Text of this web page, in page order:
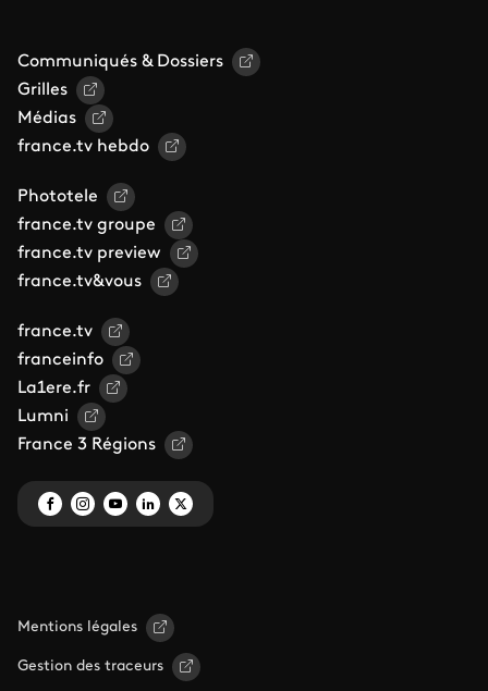
Communiqués & Dossiers
Grilles
Médias
france.tv hebdo
Phototele
france.tv groupe
france.tv preview
france.tv&vous
france.tv
franceinfo
La1ere.fr
Lumni
France 3 Régions
Mentions légales
Gestion des traceurs